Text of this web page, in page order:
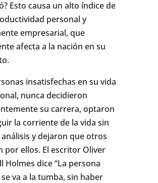
Esto causa un alto índice de
personal y
empresarial, que
afecta a la nación en su
insatisfechas en su vida
nunca decidieron
su carrera, optaron
la corriente de la vida sin
y dejaron que otros
por ellos. El escritor Oliver
Holmes dice “La persona
va a la tumba, sin haber